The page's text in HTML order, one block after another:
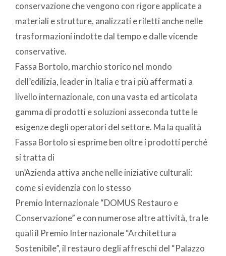
conservazione che vengono con rigore applicate a
materiali e strutture, analizzati e riletti anche nelle
trasformazioni indotte dal tempo e dalle vicende
conservative.
Fassa Bortolo, marchio storico nel mondo
dell’edilizia, leader in Italia e tra i più affermati a
livello internazionale, con una vasta ed articolata
gamma di prodotti e soluzioni asseconda tutte le
esigenze degli operatori del settore. Ma la qualità
Fassa Bortolo si esprime ben oltre i prodotti perché
si tratta di
un’Azienda attiva anche nelle iniziative culturali:
come si evidenzia con lo stesso
Premio Internazionale “DOMUS Restauro e
Conservazione” e con numerose altre attività, tra le
quali il Premio Internazionale “Architettura
Sostenibile”, il restauro degli affreschi del “Palazzo